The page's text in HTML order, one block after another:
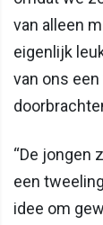
van alleen
eigenlijk
van ons
“De jongen
een
idee om